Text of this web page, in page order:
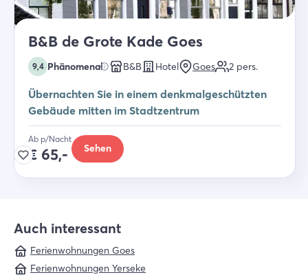
B&B de Grote Kade Goes
9,4 Phänomenal B&B Hotel Goes 2 pers.
Übernachten Sie in einem denkmalgeschützten
Gebäude mitten im Stadtzentrum
Ab p/Nacht
€ 65,- Sehen
Auch interessant
Ferienwohnungen Goes
Ferienwohnungen Yerseke